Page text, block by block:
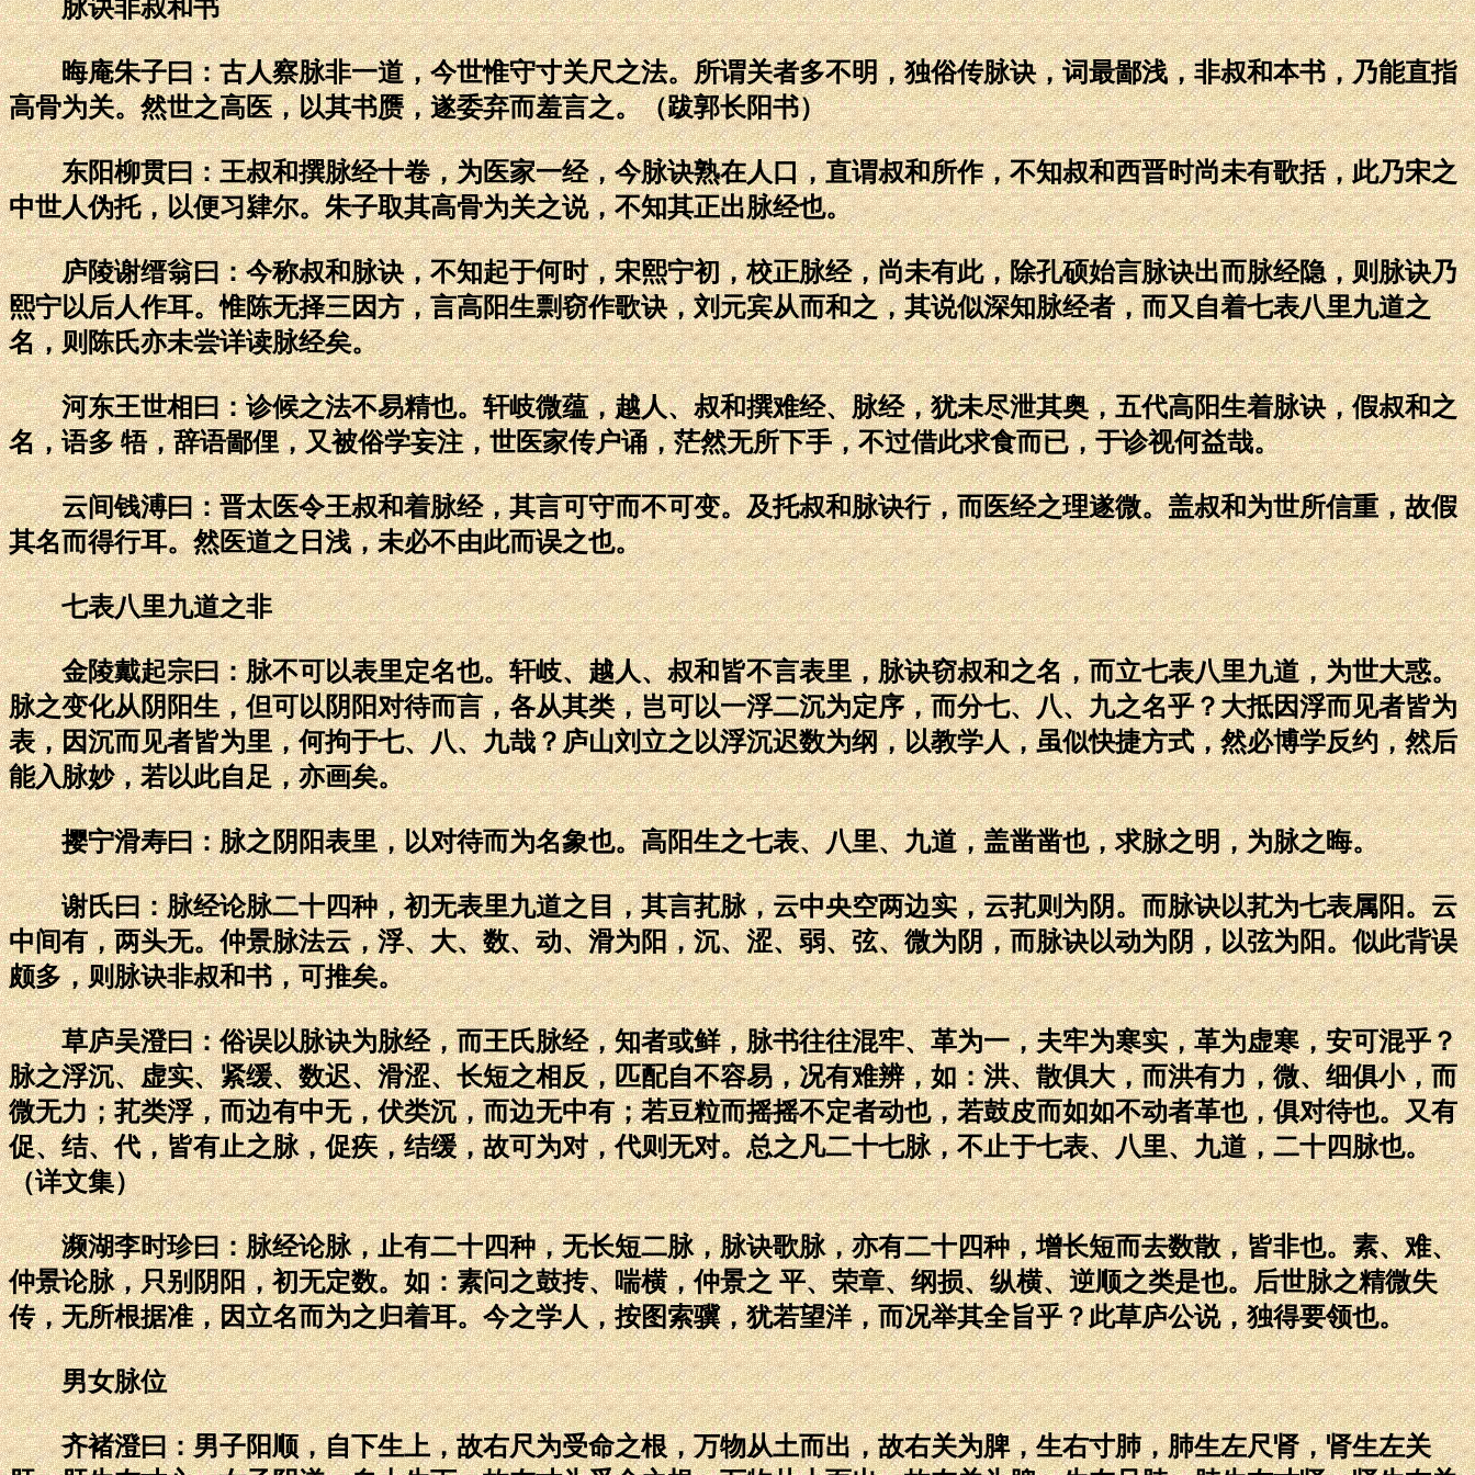
脉诀非叔和书
晦庵朱子曰：古人察脉非一道，今世惟守寸关尺之法。所谓关者多不明，独俗传脉诀，词最鄙浅，非叔和本书，乃能直指
高骨为关。然世之高医，以其书赝，遂委弃而羞言之。（跋郭长阳书）
东阳柳贯曰：王叔和撰脉经十卷，为医家一经，今脉诀熟在人口，直谓叔和所作，不知叔和西晋时尚未有歌括，此乃宋之
中世人伪托，以便习肄尔。朱子取其高骨为关之说，不知其正出脉经也。
庐陵谢缙翁曰：今称叔和脉诀，不知起于何时，宋熙宁初，校正脉经，尚未有此，除孔硕始言脉诀出而脉经隐，则脉诀乃
熙宁以后人作耳。惟陈无择三因方，言高阳生剽窃作歌诀，刘元宾从而和之，其说似深知脉经者，而又自着七表八里九道之
名，则陈氏亦未尝详读脉经矣。
河东王世相曰：诊候之法不易精也。轩岐微蕴，越人、叔和撰难经、脉经，犹未尽泄其奥，五代高阳生着脉诀，假叔和之
名，语多 牾，辞语鄙俚，又被俗学妄注，世医家传户诵，茫然无所下手，不过借此求食而已，于诊视何益哉。
云间钱溥曰：晋太医令王叔和着脉经，其言可守而不可变。及托叔和脉诀行，而医经之理遂微。盖叔和为世所信重，故假
其名而得行耳。然医道之日浅，未必不由此而误之也。
七表八里九道之非
金陵戴起宗曰：脉不可以表里定名也。轩岐、越人、叔和皆不言表里，脉诀窃叔和之名，而立七表八里九道，为世大惑。
脉之变化从阴阳生，但可以阴阳对待而言，各从其类，岂可以一浮二沉为定序，而分七、八、九之名乎？大抵因浮而见者皆为
表，因沉而见者皆为里，何拘于七、八、九哉？庐山刘立之以浮沉迟数为纲，以教学人，虽似快捷方式，然必博学反约，然后
能入脉妙，若以此自足，亦画矣。
撄宁滑寿曰：脉之阴阳表里，以对待而为名象也。高阳生之七表、八里、九道，盖凿凿也，求脉之明，为脉之晦。
谢氏曰：脉经论脉二十四种，初无表里九道之目，其言芤脉，云中央空两边实，云芤则为阴。而脉诀以芤为七表属阳。云
中间有，两头无。仲景脉法云，浮、大、数、动、滑为阳，沉、涩、弱、弦、微为阴，而脉诀以动为阴，以弦为阳。似此背误
颇多，则脉诀非叔和书，可推矣。
草庐吴澄曰：俗误以脉诀为脉经，而王氏脉经，知者或鲜，脉书往往混牢、革为一，夫牢为寒实，革为虚寒，安可混乎？
脉之浮沉、虚实、紧缓、数迟、滑涩、长短之相反，匹配自不容易，况有难辨，如：洪、散俱大，而洪有力，微、细俱小，而
微无力；芤类浮，而边有中无，伏类沉，而边无中有；若豆粒而摇摇不定者动也，若鼓皮而如如不动者革也，俱对待也。又有
促、结、代，皆有止之脉，促疾，结缓，故可为对，代则无对。总之凡二十七脉，不止于七表、八里、九道，二十四脉也。
（详文集）
濒湖李时珍曰：脉经论脉，止有二十四种，无长短二脉，脉诀歌脉，亦有二十四种，增长短而去数散，皆非也。素、难、
仲景论脉，只别阴阳，初无定数。如：素问之鼓抟、喘横，仲景之 平、荣章、纲损、纵横、逆顺之类是也。后世脉之精微失
传，无所根据准，因立名而为之归着耳。今之学人，按图索骥，犹若望洋，而况举其全旨乎？此草庐公说，独得要领也。
男女脉位
齐褚澄曰：男子阳顺，自下生上，故右尺为受命之根，万物从土而出，故右关为脾，生右寸肺，肺生左尺肾，肾生左关